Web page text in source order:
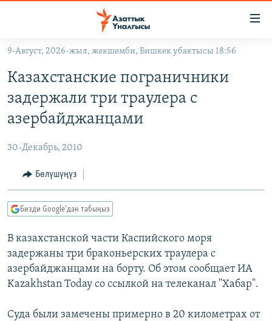
Навигацияга
өтүңүз
салыңызКЫРГЫЗСТАН
САЯСАТ
ЭКОНОМИКА
МАДАНИЯТ
ДҮЙНӨ
ДҮЙНӨ
БОРБОР АЗИЯ
УКРАИНА
АТАЙЫН ИЛИКТӨӨ
ТВ ПРОГРАММАЛАР
ЭКСПЕРТТЕР ТАЛДАЙТ
БИЗ ЖАНА ДҮЙНӨ
ДАНИСТЕ
ЭЖЕ-СИҢДИЛЕР
ӨЗГӨЧӨ ПИКИР
Русский
ОНЛАЙН ШЕРИНЕ
9-Август, 2026-жыл, жекшемби, Бишкек убактысы 18:56
Казахстанские пограничники
задержали три траулера с
азербайджанцами
30-Декабрь, 2010
Бөлүшүңүз
Бизди Google'дан табыңыз
В казахстанской части Каспийского моря
задержаны три браконьерских траулера с
азербайджанцами на борту. Об этом сообщает ИА
Kazakhstan Today со ссылкой на телеканал "Хабар".
Суда были замечены примерно в 20 километрах от